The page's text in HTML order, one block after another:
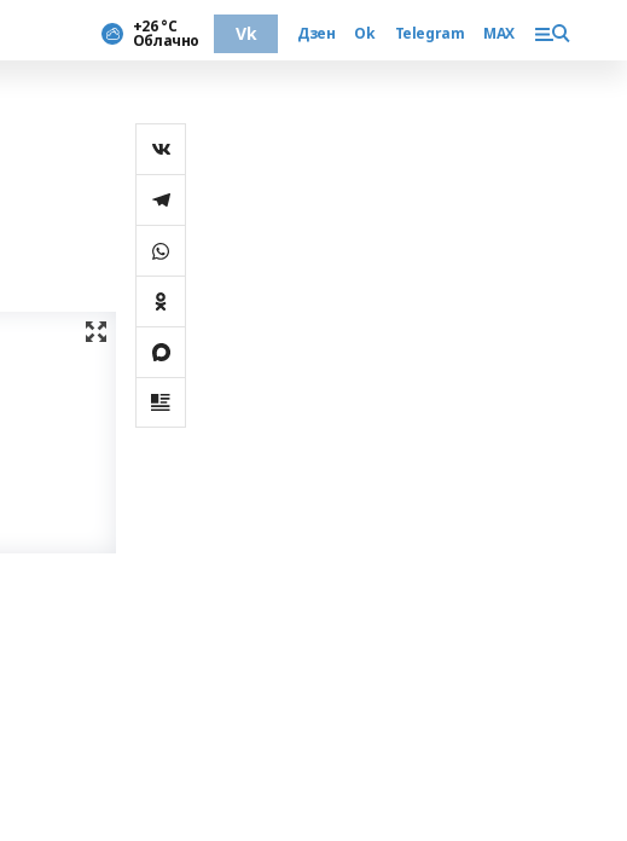
+26 °С
Облачно Vk Дзен Ok Telegram MAX